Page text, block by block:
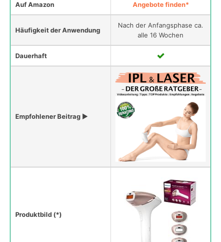
Auf Amazon Angebote finden*
Häufigkeit der Anwendung
Nach der Anfangsphase ca.
alle 16 Wochen
Dauerhaft
Empfohlener Beitrag ▶
Produktbild (*)